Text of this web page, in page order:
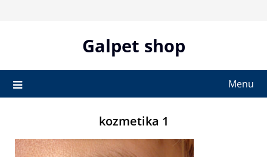
Galpet shop
Menu
kozmetika 1